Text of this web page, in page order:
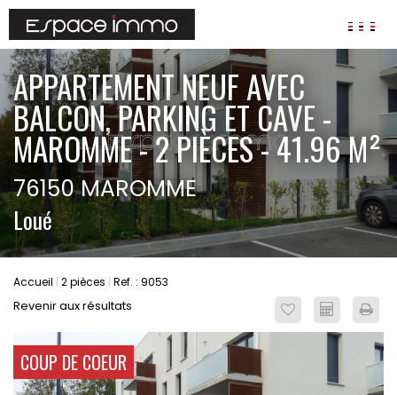
AGENCES
ANNONCES
VIAGER
IMMOBILIER D'ENTREPRISE
Locaux commerciaux
Bureaux
Fonds de commerces
Gestion locative
Garantie Loyers impayés
Assurances
SYNDIC
APPARTEMENT NEUF AVEC
BALCON, PARKING ET CAVE -
MAROMME - 2 PIÈCES - 41.96 M²
76150 MAROMME
Loué
Accueil 2 pièces Ref. : 9053
Revenir aux résultats
COUP DE COEUR